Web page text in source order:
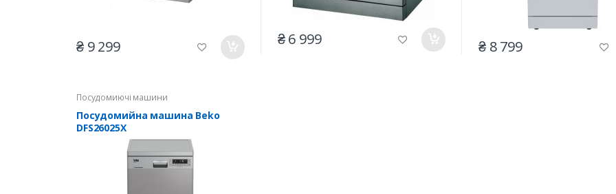
₴ 9 299 ₴ 6 999 ₴ 8 799
Посудомиючі машини
Посудомийна машина Beko
DFS26025X